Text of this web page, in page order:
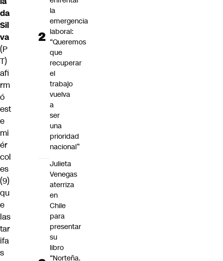
da
Sil
va
(P
T)
afi
rm
ó
est
e
mi
ér
col
es
(9)
qu
e
las
tar
ifa
s
la
emergencia
laboral:
“Queremos
que
recuperar
el
trabajo
vuelva
a
ser
una
prioridad
nacional”
Julieta
Venegas
aterriza
en
Chile
para
presentar
su
libro
“Norteña.